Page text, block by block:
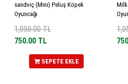
sandviç (Mini) Peluş Köpek
Oyuncağı
1,050.00TL
750.00TL
SEPETE EKLE